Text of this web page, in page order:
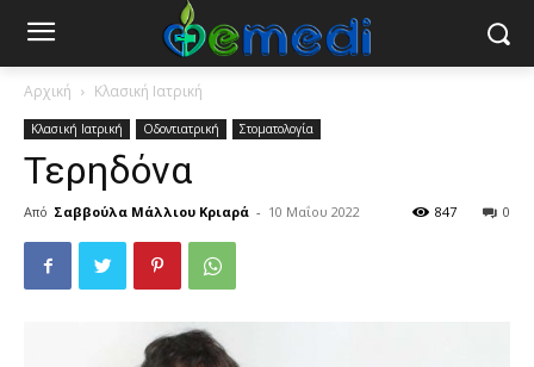
Αρχική Κλασική Ιατρική
Κλασική Ιατρική Οδοντιατρική Στοματολογία
Τερηδόνα
Από Σαββούλα Μάλλιου Κριαρά - 10 Μαΐου 2022 0
847